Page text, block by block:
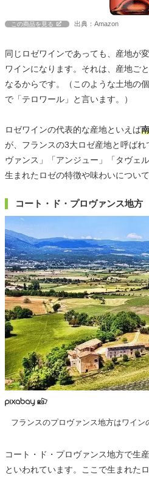
この商品を見る 出典：Amazon
同じロゼワインであっても、産地が
ワインになります。それは、産地ご
なるからです。（このような土地の
で「テロワール」と言います。）
ロゼワインの代表的な産地といえば
が、フランスの3大ロゼ産地と呼ば
ヴァンス」「アンジュー」「タヴェ
生まれたロゼの特徴や味わいについ
コート・ド・プロヴァンス地方
フランスのプロヴァンス地方はワイン
コート・ド・プロヴァンス地方で生
といわれています。ここで生まれた